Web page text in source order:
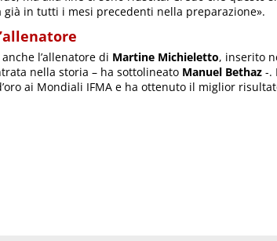
già in tutti i mesi precedenti nella preparazione».
l’allenatore di Martine Michieletto, inserito
nella storia – ha sottolineato Manuel Bethaz -.
ai Mondiali IFMA e ha ottenuto il miglior